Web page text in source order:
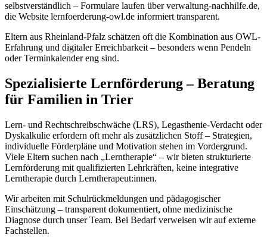
selbstverständlich – Formulare laufen über verwaltung-nachhilfe.de,
die Website lernfoerderung-owl.de informiert transparent.
Eltern aus Rheinland-Pfalz schätzen oft die Kombination aus OWL-
Erfahrung und digitaler Erreichbarkeit – besonders wenn Pendeln
oder Terminkalender eng sind.
Spezialisierte Lernförderung – Beratung
für Familien in Trier
Lern- und Rechtschreibschwäche (LRS), Legasthenie-Verdacht oder
Dyskalkulie erfordern oft mehr als zusätzlichen Stoff – Strategien,
individuelle Förderpläne und Motivation stehen im Vordergrund.
Viele Eltern suchen nach „Lerntherapie“ – wir bieten strukturierte
Lernförderung mit qualifizierten Lehrkräften, keine integrative
Lerntherapie durch Lerntherapeut:innen.
Wir arbeiten mit Schulrückmeldungen und pädagogischer
Einschätzung – transparent dokumentiert, ohne medizinische
Diagnose durch unser Team. Bei Bedarf verweisen wir auf externe
Fachstellen.